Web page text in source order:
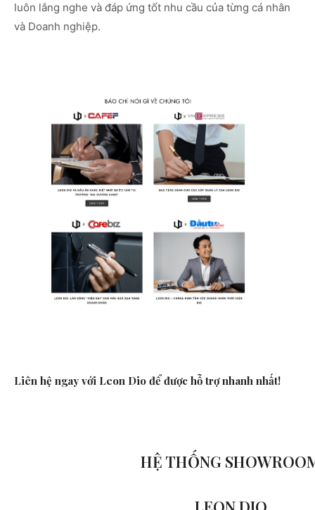
luôn lắng nghe và đáp ứng tốt nhu cầu của từng cá nhân
và Doanh nghiệp.
Liên hệ ngay với Leon Dio để được hỗ trợ nhanh nhất!
HỆ THỐNG